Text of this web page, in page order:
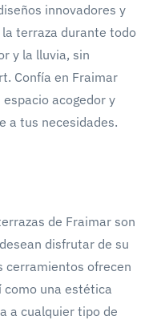
innovadores y
terraza durante todo
y la lluvia, sin
Confía en Fraimar
acogedor y
a tus necesidades.
de Fraimar son
disfrutar de su
cerramientos ofrecen
como una estética
a cualquier tipo de